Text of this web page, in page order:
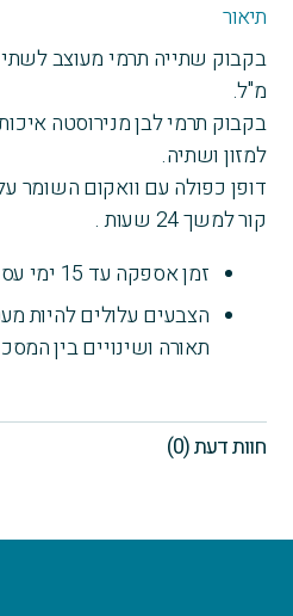
רוק-דים
תיאור
מ"ל.
בקבוק תרמי לבן מנירוסטה
למזון ושתיה.
קור למשך 24 שעות .
זמן אספקה עד 15 ימי עסקים
הצבעים עלולים להיות
תאורה ושינויים בין
חוות דעת (0)